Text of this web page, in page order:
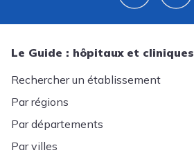
Le Guide : hôpitaux et cliniques
Rechercher un établissement
Par régions
Par départements
Par villes